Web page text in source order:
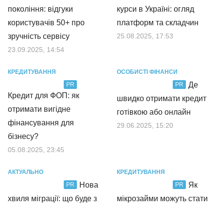
покоління: відгуки
користувачів 50+ про
зручність сервісу
23.09.2025, 14:54
курси в Україні: огляд
платформ та складчин
25.08.2025, 17:53
КРЕДИТУВАННЯ
PR
Кредит для ФОП: як
отримати вигідне
фінансування для
бізнесу?
05.08.2025, 23:45
ОСОБИСТІ ФІНАНСИ
PR
Де
швидко отримати кредит
готівкою або онлайн
29.06.2025, 15:20
АКТУАЛЬНО
PR
Нова
хвиля міграції: що буде з
КРЕДИТУВАННЯ
PR
Як
мікрозайми можуть стати